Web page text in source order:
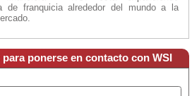
de franquicia alrededor del mundo a la
ponerse en contacto con WSI